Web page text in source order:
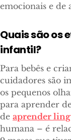
emocionais e de
Quais são os
infantil?
Para bebês e
cuidadores são
os pequenos
para aprender
de aprender
humana – é